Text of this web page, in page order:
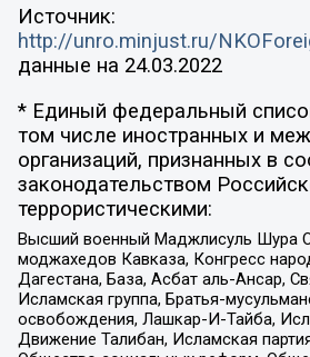
Источник:
http://unro.minjust.ru/
данные на 24.03.2022
* Единый федеральный
том числе иностранных и
организаций, признанных в
законодательством
террористическими:
Высший военный Маджлисуль Шура
моджахедов Кавказа, Конгресс
Дагестана, База, Асбат аль-Ансар,
Исламская группа, Братья-
освобождения, Лашкар-И-Тайба,
Движение Талибан, Исламская